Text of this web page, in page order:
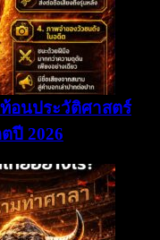
ท้อนประวัติศาสตร์
ปี 2026